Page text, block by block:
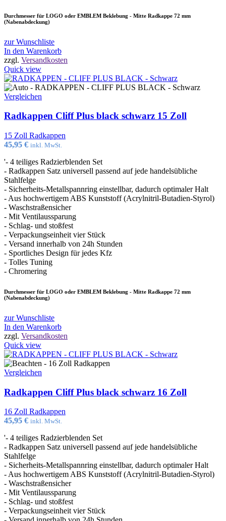
Durchmesser für LOGO oder EMBLEM Beklebung - Mitte Radkappe 72 mm
(Nabenabdeckung)
zur Wunschliste
In den Warenkorb
zzgl. Versandkosten
Quick view
Vergleichen
Radkappen Cliff Plus black schwarz 15 Zoll
15 Zoll Radkappen
45,95 € inkl. MwSt.
'- 4 teiliges Radzierblenden Set
- Radkappen Satz universell passend auf jede handelsübliche
Stahlfelge
- Sicherheits-Metallspannring einstellbar, dadurch optimaler Halt
- Aus hochwertigem ABS Kunststoff (Acrylnitril-Butadien-Styrol)
- Waschstraßensicher
- Mit Ventilaussparung
- Schlag- und stoßfest
- Verpackungseinheit vier Stück
- Versand innerhalb von 24h Stunden
- Sportliches Design für jedes Kfz
- Tolles Tuning
- Chromering
Durchmesser für LOGO oder EMBLEM Beklebung - Mitte Radkappe 72 mm
(Nabenabdeckung)
zur Wunschliste
In den Warenkorb
zzgl. Versandkosten
Quick view
Vergleichen
Radkappen Cliff Plus black schwarz 16 Zoll
16 Zoll Radkappen
45,95 € inkl. MwSt.
'- 4 teiliges Radzierblenden Set
- Radkappen Satz universell passend auf jede handelsübliche
Stahlfelge
- Sicherheits-Metallspannring einstellbar, dadurch optimaler Halt
- Aus hochwertigem ABS Kunststoff (Acrylnitril-Butadien-Styrol)
- Waschstraßensicher
- Mit Ventilaussparung
- Schlag- und stoßfest
- Verpackungseinheit vier Stück